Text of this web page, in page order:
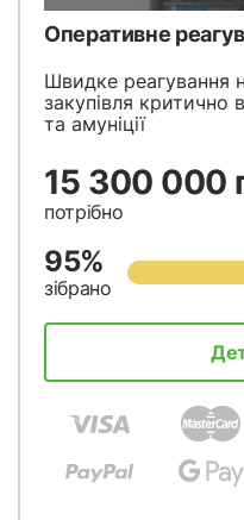
Оперативне
Швидке реагування
закупівля
та амуніції
15 300 000
потрібно
95%
зібрано